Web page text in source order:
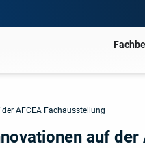
AFCEA Fachausstellung
auf der